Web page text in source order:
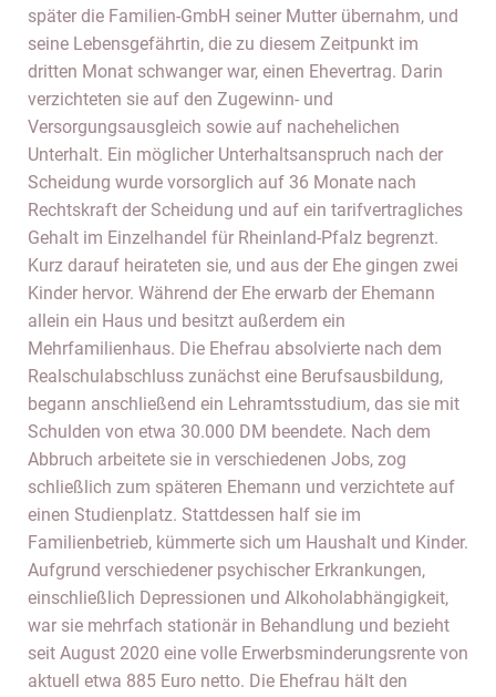
später die Familien-GmbH seiner Mutter übernahm, und
seine Lebensgefährtin, die zu diesem Zeitpunkt im
dritten Monat schwanger war, einen Ehevertrag. Darin
verzichteten sie auf den Zugewinn- und
Versorgungsausgleich sowie auf nachehelichen
Unterhalt. Ein möglicher Unterhaltsanspruch nach der
Scheidung wurde vorsorglich auf 36 Monate nach
Rechtskraft der Scheidung und auf ein tarifvertragliches
Gehalt im Einzelhandel für Rheinland-Pfalz begrenzt.
Kurz darauf heirateten sie, und aus der Ehe gingen zwei
Kinder hervor. Während der Ehe erwarb der Ehemann
allein ein Haus und besitzt außerdem ein
Mehrfamilienhaus. Die Ehefrau absolvierte nach dem
Realschulabschluss zunächst eine Berufsausbildung,
begann anschließend ein Lehramtsstudium, das sie mit
Schulden von etwa 30.000 DM beendete. Nach dem
Abbruch arbeitete sie in verschiedenen Jobs, zog
schließlich zum späteren Ehemann und verzichtete auf
einen Studienplatz. Stattdessen half sie im
Familienbetrieb, kümmerte sich um Haushalt und Kinder.
Aufgrund verschiedener psychischer Erkrankungen,
einschließlich Depressionen und Alkoholabhängigkeit,
war sie mehrfach stationär in Behandlung und bezieht
seit August 2020 eine volle Erwerbsminderungsrente von
aktuell etwa 885 Euro netto. Die Ehefrau hält den